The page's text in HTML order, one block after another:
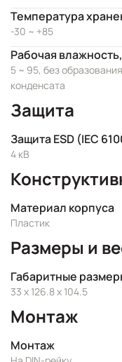
Температура
-30 ~ +85
Рабочая
5 ~ 95, без образования
конденсата
Защита
Защита ESD (IEC
4 кВ
Материал корпуса
Пластик
Размеры и
Габаритные
33 x 126.8 x 104.5
Монтаж
Монтаж